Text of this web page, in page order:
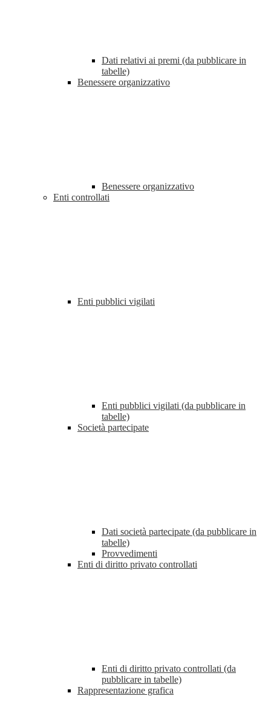
Dati relativi ai premi (da pubblicare in
tabelle)
Benessere organizzativo
Benessere organizzativo
Enti controllati
Enti pubblici vigilati
Enti pubblici vigilati (da pubblicare in
tabelle)
Società partecipate
Dati società partecipate (da pubblicare in
tabelle)
Provvedimenti
Enti di diritto privato controllati
Enti di diritto privato controllati (da
pubblicare in tabelle)
Rappresentazione grafica